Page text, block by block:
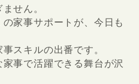
せん。
家事サポートが、今日も
スキルの出番です。
家事で活躍できる舞台が沢